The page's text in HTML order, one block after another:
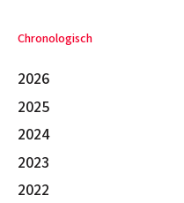
Chronologisch
2026
2025
2024
2023
2022